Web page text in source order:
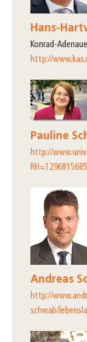
Hans-
Konrad-
http://
Pauline
http://
Andreas
http://
schwab/